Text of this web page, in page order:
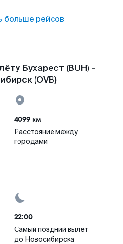
больше рейсов
Бухарест (BUH) -
(OVB)
4099 км
Расстояние между
городами
22:00
Самый поздний вылет
до Новосибирска